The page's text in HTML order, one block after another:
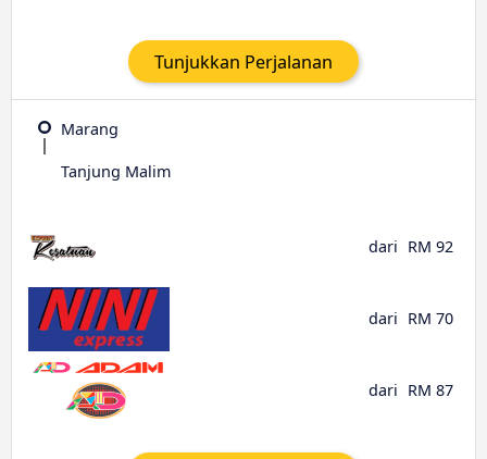
Tunjukkan Perjalanan
Marang
Tanjung Malim
dari RM 92
dari RM 70
dari RM 87